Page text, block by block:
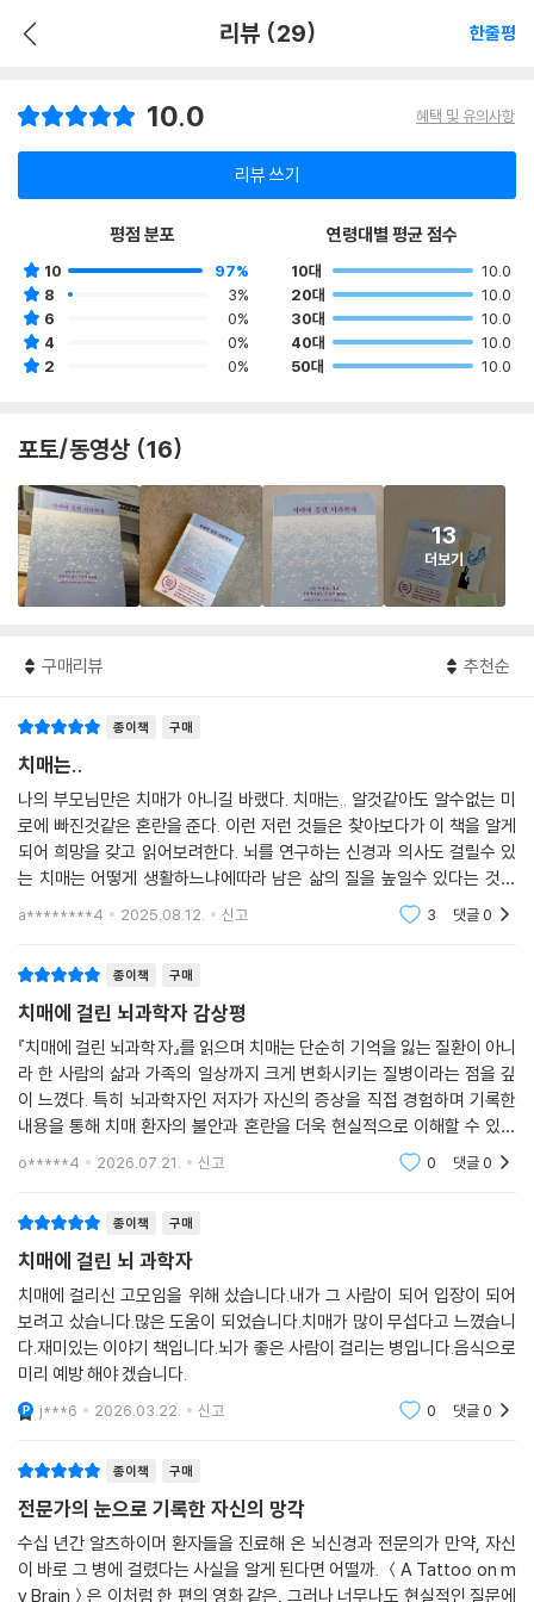
리뷰 (29) 한줄평
10.0 혜택 및 유의사항
리뷰 쓰기
평점 분포
10
97%
8
3%
6
0%
4
0%
2
0%
연령대별 평균 점수
10대
10.0
20대
10.0
30대
10.0
40대
10.0
50대
10.0
포토/동영상 (16)
13
더보기
구매리뷰 추천순
종이책 구매
치매는..
나의 부모님만은 치매가 아니길 바랬다. 치매는.. 알것같아도 알수없는 미
로에 빠진것같은 혼란을 준다. 이런 저런 것들은 찾아보다가 이 책을 알게
되어 희망을 갖고 읽어보려한다. 뇌를 연구하는 신경과 의사도 걸릴수 있
는 치매는 어떻게 생활하느냐에따라 남은 삶의 질을 높일수 있다는 것에
희망을 엿보게한다. 부모님의 남은 삶도 나의 남은 삶도 무탈하기를..
a********4 2025.08.12. 신고 3 댓글0
종이책 구매
치매에 걸린 뇌과학자 감상평
『치매에 걸린 뇌과학자』를 읽으며 치매는 단순히 기억을 잃는 질환이 아니
라 한 사람의 삶과 가족의 일상까지 크게 변화시키는 질병이라는 점을 깊
이 느꼈다. 특히 뇌과학자인 저자가 자신의 증상을 직접 경험하며 기록한
내용을 통해 치매 환자의 불안과 혼란을 더욱 현실적으로 이해할 수 있었
다. 또한 치매 환자를 단순히 도움을 받아야 하는 대상으로만 볼 것이 아니
o*****4 2026.07.21. 신고 0 댓글0
종이책 구매
치매에 걸린 뇌 과학자
치매에 걸리신 고모임을 위해 샀습니다.내가 그 사람이 되어 입장이 되어
보려고 샀습니다.많은 도움이 되었습니다.치매가 많이 무섭다고 느꼈습니
다.재미있는 이야기 책입니다.뇌가 좋은 사람이 걸리는 병입니다.음식으로
미리 예방 해야 겠습니다.
j***6 2026.03.22. 신고 0 댓글0
종이책 구매
전문가의 눈으로 기록한 자신의 망각
수십 년간 알츠하이머 환자들을 진료해 온 뇌신경과 전문의가 만약, 자신
이 바로 그 병에 걸렸다는 사실을 알게 된다면 어떨까. ＜A Tattoo on m
y Brain＞은 이처럼 한 편의 영화 같은, 그러나 너무나도 현실적인 질문에